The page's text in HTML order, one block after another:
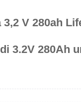
V 280ah
3.2V 280Ah